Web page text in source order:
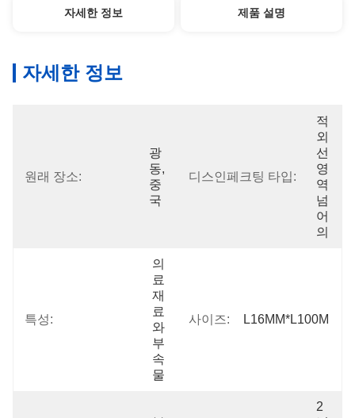
자세한 정보 제품 설명
자세한 정보
원래 장소:
광
동,
중
국
디스인페크팅 타입:
적
외
선
영
역
넘
어
의
특성:
의
료
재
료
와
부
속
물
사이즈: L16MM*L100M
2